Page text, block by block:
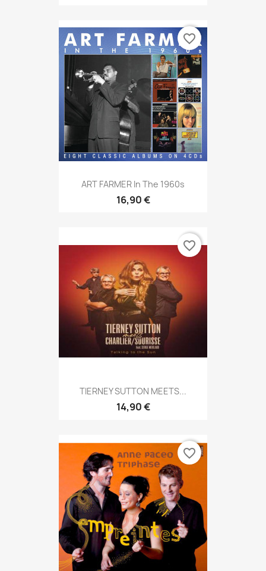
ART FARMER In The 1960s
16,90 €
favorite_border
TIERNEY SUTTON MEETS...
14,90 €
favorite_border
favorite_border